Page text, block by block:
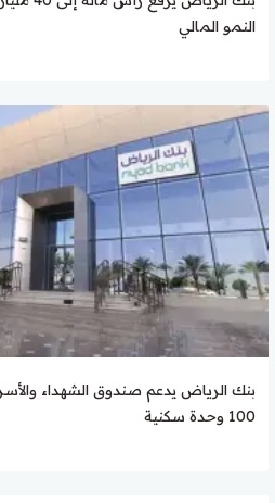
النمو المالي
بنك الرياض يدعم صندوق الشهداء
100 وحدة سكنية